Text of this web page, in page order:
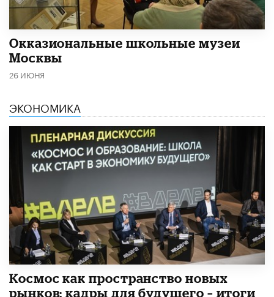
​Окказиональные школьные музеи
Москвы
26 ИЮНЯ
ЭКОНОМИКА
Космос как пространство новых
рынков: кадры для будущего – итоги